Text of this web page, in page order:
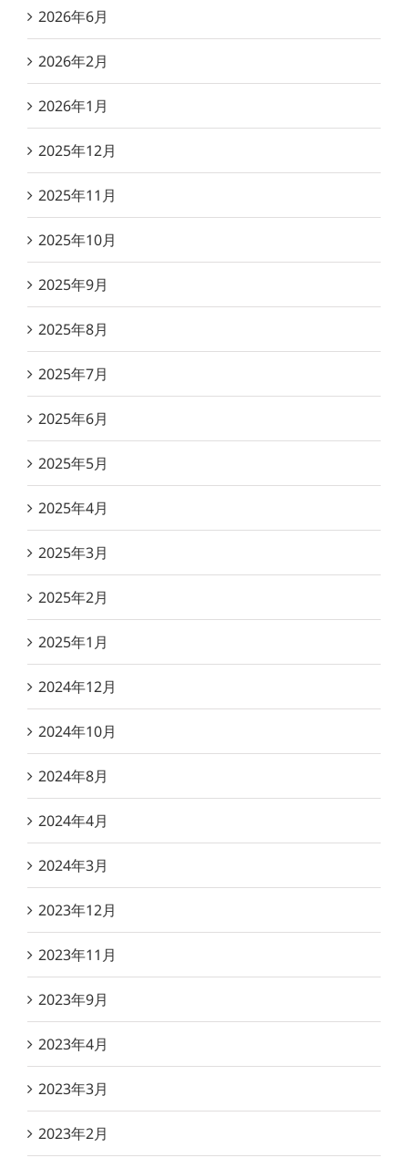
2026年6月
2026年2月
2026年1月
2025年12月
2025年11月
2025年10月
2025年9月
2025年8月
2025年7月
2025年6月
2025年5月
2025年4月
2025年3月
2025年2月
2025年1月
2024年12月
2024年10月
2024年8月
2024年4月
2024年3月
2023年12月
2023年11月
2023年9月
2023年4月
2023年3月
2023年2月